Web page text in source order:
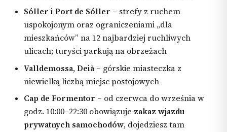
Sóller i Port de Sóller – strefy z ruchem
uspokojonym oraz ograniczeniami „dla
mieszkańców” na 12 najbardziej ruchliwych
ulicach; turyści parkują na obrzeżach
Valldemossa, Deià– górskie miasteczka z
niewielką liczbą miejsc postojowych
Cap de Formentor – od czerwca do września w
godz. 10:00–22:30 obowiązuje zakaz wjazdu
prywatnych samochodów, dojedziesz tam